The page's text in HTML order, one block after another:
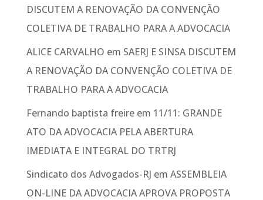
DISCUTEM A RENOVAÇÃO DA CONVENÇÃO
COLETIVA DE TRABALHO PARA A ADVOCACIA
ALICE CARVALHO em SAERJ E SINSA DISCUTEM
A RENOVAÇÃO DA CONVENÇÃO COLETIVA DE
TRABALHO PARA A ADVOCACIA
Fernando baptista freireem 11/11: GRANDE
ATO DA ADVOCACIA PELA ABERTURA
IMEDIATA E INTEGRAL DO TRTRJ
Sindicato dos Advogados-RJ em ASSEMBLEIA
ON-LINE DA ADVOCACIA APROVA PROPOSTA